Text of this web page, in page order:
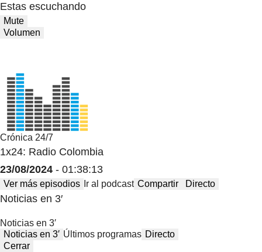
Estas escuchando
Mute
Volumen
Crónica 24/7
1x24: Radio Colombia
23/08/2024 - 01:38:13
Ver más episodios Ir al podcast Compartir Directo
Noticias en 3′
Noticias en 3′
Noticias en 3′ Últimos programas Directo
Cerrar